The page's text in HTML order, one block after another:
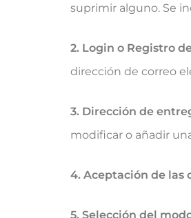
suprimir alguno. Se
2. Login o Registro
dirección de correo
3. Dirección de
modificar o añadir
4. Aceptación de las
5. Selección del